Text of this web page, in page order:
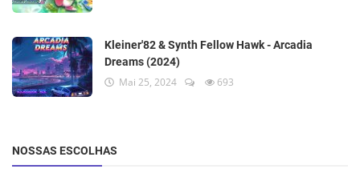
Kleiner'82 & Synth Fellow Hawk - Arcadia
Dreams (2024)
Mai 25, 2024 693
NOSSAS ESCOLHAS